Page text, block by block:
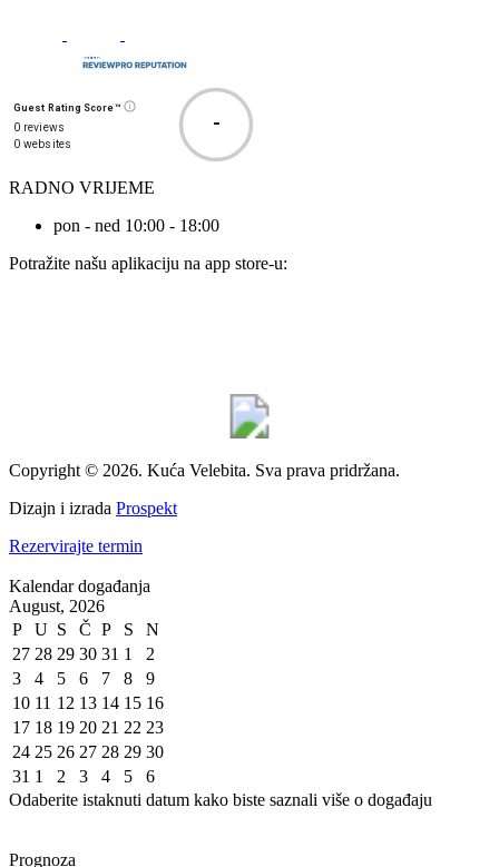
Guest Rating Score™
0 reviews
0 websites
-
RADNO VRIJEME
pon - ned 10:00 - 18:00
Potražite našu aplikaciju na app store-u:
Copyright © 2026. Kuća Velebita. Sva prava pridržana.
Dizajn i izrada Prospekt
Rezervirajte termin
Kalendar događanja
August, 2026
P
U S Č P S
N
27 28 29 30 31 1
2
3
4 5 6 7 8
9
10 11 12 13 14 15 16
17 18 19 20 21 22 23
24 25 26 27 28 29 30
31 1 2 3 4 5
6
Odaberite istaknuti datum kako biste saznali više o događaju
Prognoza